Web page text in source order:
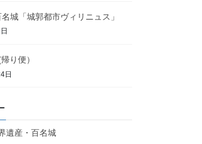
城「城郭都市ヴィリニュス」
り便）
日
遺産・百名城